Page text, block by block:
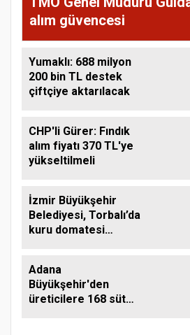
alım güvencesi
Yumaklı: 688 milyon
200 bin TL destek
çiftçiye aktarılacak
CHP'li Gürer: Fındık
alım fiyatı 370 TL'ye
yükseltilmeli
İzmir Büyükşehir
Belediyesi, Torbalı’da
kuru domatesi
Adana
Büyükşehir'den
üreticilere 168 süt